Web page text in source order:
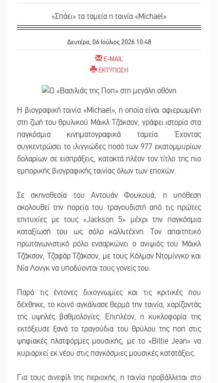
«Σπάει» τα ταμεία η ταινία «Michael»
Δευτέρα, 06 Ιούλιος 2026 10:48
E-MAIL
ΕΚΤΥΠΩΣΗ
Η βιογραφική ταινία «Michael», η οποία είναι αφιερωμένη
στη ζωή του θρυλικού Μάικλ Τζάκσον, γράφει ιστορία στα
παγκόσμια κινηματογραφικά ταμεία. Έχοντας
συγκεντρώσει το ιλιγγιώδες ποσό των 977 εκατομμυρίων
δολαρίων σε εισπράξεις, κατακτά πλέον τον τίτλο της πιο
εμπορικής βιογραφικής ταινίας όλων των εποχών.
Σε σκηνοθεσία του Αντουάν Φουκουά, η υπόθεση
ακολουθεί την πορεία του τραγουδιστή από τις πρώτες
επιτυχίες με τους «Jackson 5» μέχρι την παγκόσμια
καταξίωσή του ως σόλο καλλιτέχνη. Τον απαιτητικό
πρωταγωνιστικό ρόλο ενσαρκώνει ο ανιψιός του Μάικλ
Τζάκσον, Τζαφάρ Τζάκσον, με τους Κόλμαν Ντομίνγκο και
Νία Λονγκ να υποδύονται τους γονείς του.
Παρά τις έντονες διχογνωμίες και τις κριτικές που
δέχθηκε, το κοινό αγκάλιασε θερμά την ταινία, χαρίζοντάς
της υψηλές βαθμολογίες. Επιπλέον, η κυκλοφορία της
εκτόξευσε ξανά τα τραγούδια του θρύλου της ποπ στις
ψηφιακές πλατφόρμες μουσικής, με το «Billie Jean» να
κυριαρχεί εκ νέου στις παγκόσμιες μουσικές κατατάξεις.
Για τους σινεφίλ της περιοχής, η ταινία προβάλλεται στο